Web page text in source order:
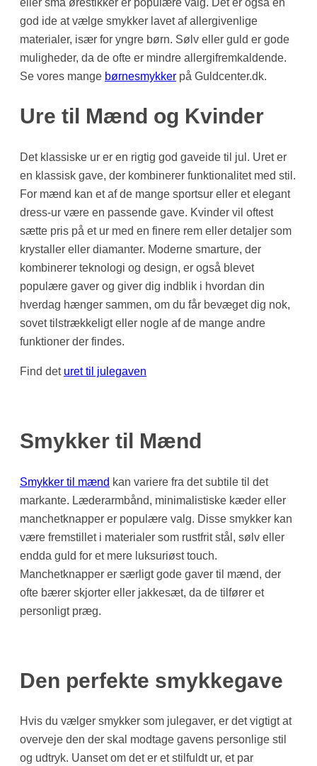
god ide at vælge smykker lavet af allergivenlige
materialer, især for yngre børn. Sølv eller guld er gode
muligheder, da de ofte er mindre allergifremkaldende.
Se vores mange børnesmykker på Guldcenter.dk.
Ure til Mænd og Kvinder
Det klassiske ur er en rigtig god gaveide til jul. Uret er
en klassisk gave, der kombinerer funktionalitet med stil.
For mænd kan et af de mange sportsur eller et elegant
dress-ur være en passende gave. Kvinder vil oftest
sætte pris på et ur med en finere rem eller detaljer som
krystaller eller diamanter. Moderne smarture, der
kombinerer teknologi og design, er også blevet
populære gaver og giver dig indblik i hvordan din
hverdag hænger sammen, om du får bevæget dig nok,
sovet tilstrækkeligt eller nogle af de mange andre
funktioner der findes.
Find det uret til julegaven
Smykker til Mænd
Smykker til mænd kan variere fra det subtile til det
markante. Læderarmbånd, minimalistiske kæder eller
manchetknapper er populære valg. Disse smykker kan
være fremstillet i materialer som rustfrit stål, sølv eller
endda guld for et mere luksuriøst touch.
Manchetknapper er særligt gode gaver til mænd, der
ofte bærer skjorter eller jakkesæt, da de tilfører et
personligt præg.
Den perfekte smykkegave
Hvis du vælger smykker som julegaver, er det vigtigt at
overveje den der skal modtage gavens personlige stil
og udtryk. Uanset om det er et stilfuldt ur, et par